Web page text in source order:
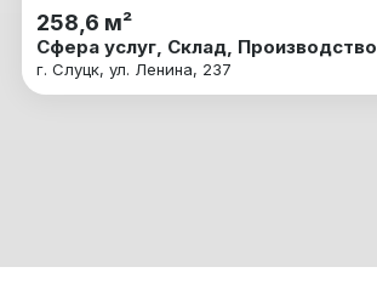
258,6 м²
Сфера услуг, Склад, Производство
г. Слуцк, ул. Ленина, 237